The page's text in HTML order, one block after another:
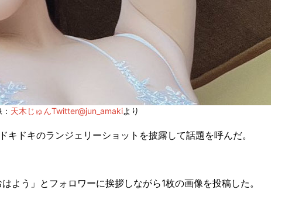
天木じゅんTwitter@jun_amakiより
キドキのランジェリーショットを披露して話題を呼んだ。
う」とフォロワーに挨拶しながら1枚の画像を投稿した。